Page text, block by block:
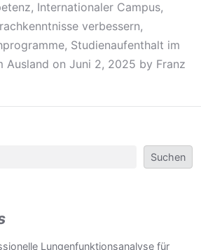
, Internationaler Campus,
verbessern,
, Studienaufenthalt im
Ausland on Juni 2, 2025 by Franz
Suchen
Lungenfunktionsanalyse für